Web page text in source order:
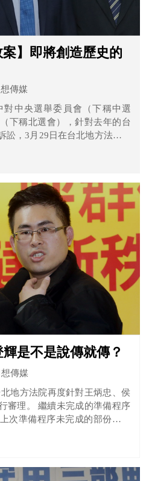
案】即將創造歷史的
傳媒
中央選舉委員會（下稱中選
下稱北選會），針對去年的台
訟，3月29日在台北地方法院進
輝是不是說傳就傳？
傳媒
地方法院再度針對王炳忠、侯
的準備程序
次準備程序未完成的部份表示